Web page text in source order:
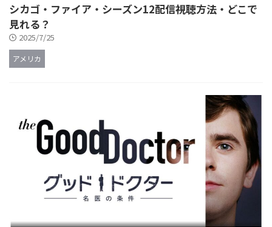
シカゴ・ファイア・シーズン12配信視聴方法・どこで
見れる？
2025/7/25
アメリカ